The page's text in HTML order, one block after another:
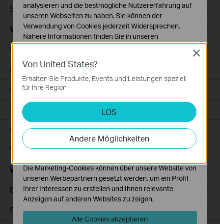
Smart Sensors
WLAN-Repeater+
Smartes Thermostat
Smart Hub
Saugroboter
Zubehör für Saugroboter
Ceiling Mount
WiFi
Wall Plate
Desktop
Switches
Von United States?
Erhalten Sie Produkte, Events und Leistungen speziell
für Ihre Region
LOS
Andere Möglichkeiten
Close
analysieren und die bestmögliche Nutzererfahrung auf
unseren Webseiten zu haben. Sie können der
Verwendung von Cookies jederzeit Widersprechen.
Nähere Informationen finden Sie in unseren
Datenschutzhinweisen.
Notwendige Cookies
Diese Cookies sind zur Funktion der Website
erforderlich und können in Ihren Systemen nicht
Analyse- und Marketing-Cookies
Analyse-Cookies ermöglichen es uns, Ihre Aktivitäten
auf unserer Website zu analysieren, um die
Funktionsweise unserer Website zu verbessern und
Die Marketing-Cookies können über unsere Website von
unseren Werbepartnern gesetzt werden, um ein Profil
Ihrer Interessen zu erstellen und Ihnen relevante
Anzeigen auf anderen Websites zu zeigen.
Alle Cookies akzeptieren